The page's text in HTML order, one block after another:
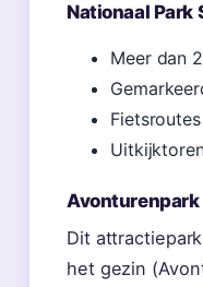
Nationaal Park
Meer dan
Avonturenpark
Dit
het gezin